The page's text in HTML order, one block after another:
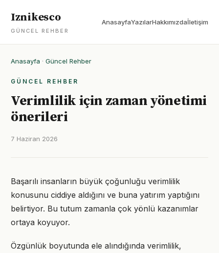
Iznikesco
GÜNCEL REHBER
AnasayfaYazılarHakkımızdaİletişim
Anasayfa · Güncel Rehber
GÜNCEL REHBER
Verimlilik için zaman yönetimi
önerileri
7 Haziran 2026
Başarılı insanların büyük çoğunluğu verimlilik
konusunu ciddiye aldığını ve buna yatırım yaptığını
belirtiyor. Bu tutum zamanla çok yönlü kazanımlar
ortaya koyuyor.
Özgünlük boyutunda ele alındığında verimlilik,